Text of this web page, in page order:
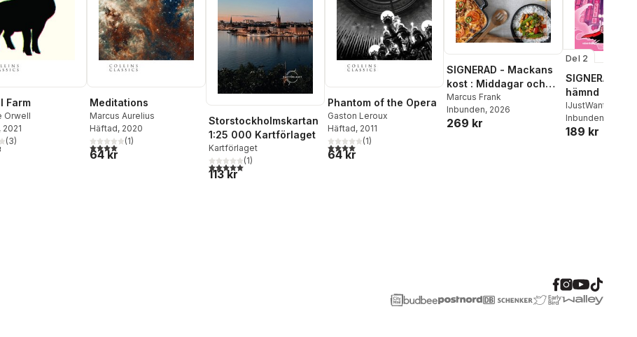
Farm
Orwell
, 2021
5 stjärnor. Totalt antal röster:
(3)
Meditations
Marcus Aurelius
Häftad, 2020
4,0utav 5 stjärnor. Totalt antal röster:
(1)
64 kr
Storstockholmskartan
1:25 000 Kartförlaget
Kartförlaget
5,0utav 5 stjärnor. Totalt antal röster:
(1)
113 kr
Phantom of the Opera
Gaston Leroux
Häftad, 2011
4,0utav 5 stjärnor. Totalt antal röster:
(1)
64 kr
SIGNERAD - Mackans
kost : Middagar och
matlådor
Marcus Frank
Inbunden, 2026
269 kr
Del 2
SIGNERAD -
hämnd
Adolphson
Beer ,Victor Beer
Inbunden
189 kr